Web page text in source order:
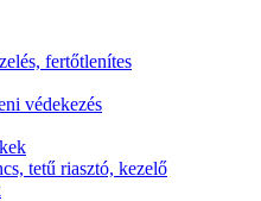
fertőtlenítes
védekezés
tetű riasztó, kezelő